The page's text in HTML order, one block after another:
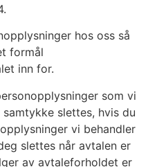
hos oss så
formål
inn for.
som vi
slettes, hvis du
vi behandler
slettes når avtalen er
av avtaleforholdet er